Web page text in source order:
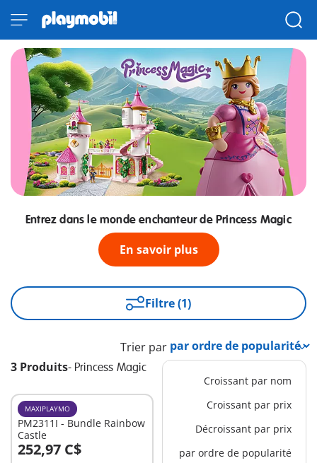
Entrez dans le monde enchanteur de Princess Magic
En savoir plus
Filtre (1)
3 Produits- Princess Magic
Trier par
Croissant par nom
Croissant par prix
Décroissant par prix
par ordre de popularité
MAXIPLAYMO
PM2311I - Bundle Rainbow
Castle
252,97 C$
Au panier
70107 - Valisette
Princesses avec licorne
26,99 C$
Au panier